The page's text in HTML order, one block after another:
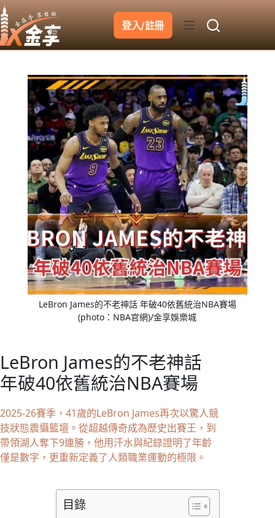
跳
至
主
要
登入/註冊
LeBron James的不老神話 年破40依舊統治NBA賽場
(photo：NBA官網)/金享娛樂城
LeBron James的不老神話
年破40依舊統治NBA賽場
2025-26賽季，41歲的LeBron James再次以驚人競
技狀態震懾籃壇。從超越傳奇成為歷史出賽王，到
帶領湖人奪下9連勝，他用汗水與紀錄證明了年齡
僅是數字，更重新定義了人類職業運動的極限。
目錄